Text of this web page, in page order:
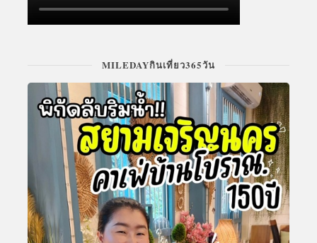
MILEDAYกินเที่ยว365วัน